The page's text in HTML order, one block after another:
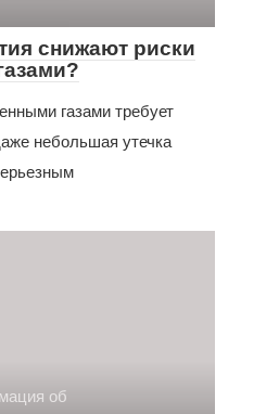
снижают риски
газами требует
небольшая утечка
об